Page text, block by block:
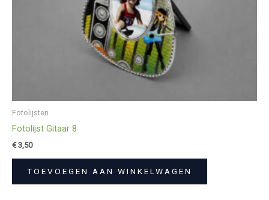
Fotolijsten
Fotolijst Gitaar 8
€3,50
TOEVOEGEN AAN WINKELWAGEN